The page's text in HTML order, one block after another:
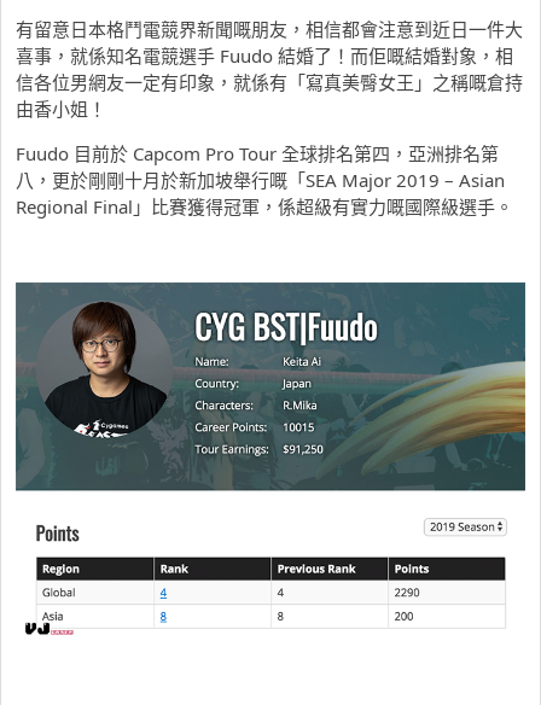
有留意日本格鬥電競界新聞嘅朋友，相信都會注意到近日一件大
喜事，就係知名電競選手 Fuudo 結婚了！而佢嘅結婚對象，相
信各位男網友一定有印象，就係有「寫真美臀女王」之稱嘅倉持
由香小姐！
Fuudo 目前於 Capcom Pro Tour 全球排名第四，亞洲排名第
八，更於剛剛十月於新加坡舉行嘅「SEA Major 2019 – Asian
Regional Final」比賽獲得冠軍，係超級有實力嘅國際級選手。